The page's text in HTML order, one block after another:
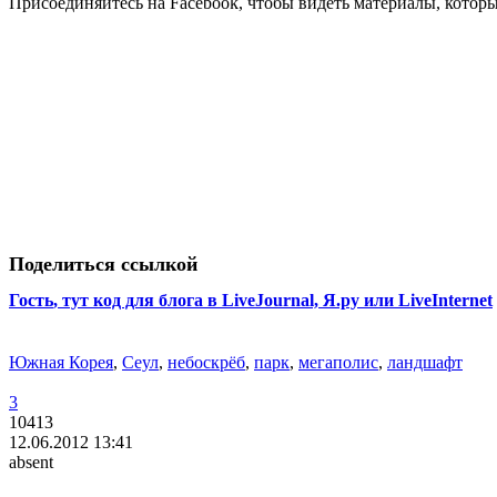
Поделиться ссылкой
Гость, тут код для блога в LiveJournal, Я.ру или LiveInternet
Южная Корея, Сеул, небоскрёб, парк, мегаполис, ландшафт
3
10413
12.06.2012 13:41
absent